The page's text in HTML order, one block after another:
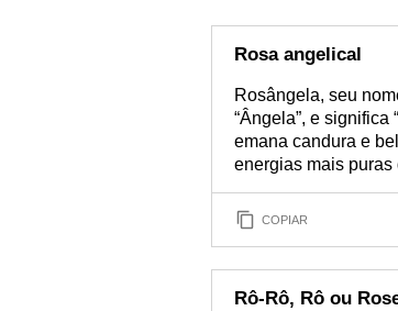
Rosa angelical
Rosângela, seu
“Ângela”, e significa
emana candura e
energias mais puras
COPIAR
Rô-Rô, Rô ou